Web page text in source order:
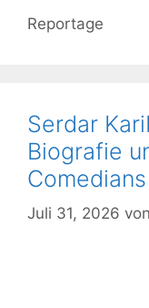
Kategorien
Reportage
Serdar
Biografie
Comedians
Juli 31, 2026 von